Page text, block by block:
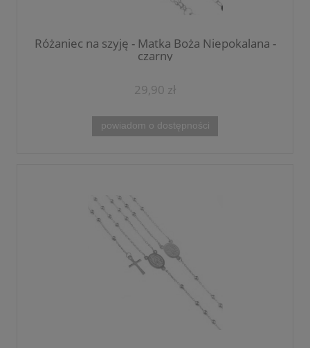
Różaniec na szyję - Matka Boża Niepokalana -
czarny
29,90 zł
powiadom o dostępności